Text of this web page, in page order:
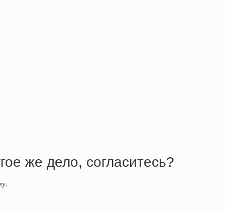
же дело, согласитесь?